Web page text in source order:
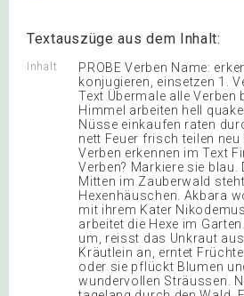
Textauszüge aus dem Inhalt:
Inhalt
PROBE Verben Name:
konjugieren, einsetzen 1.
Text Übermale alle Verben
Himmel arbeiten hell
Nüsse einkaufen raten
nett Feuer frisch teilen neu
Verben erkennen im Text
Verben? Markiere sie blau.
Mitten im Zauberwald
Hexenhäuschen. Akbara
mit ihrem Kater
arbeitet die Hexe im
um, reisst das Unkraut
Kräutlein an, erntet
oder sie pflückt Blumen
wundervollen Sträussen.